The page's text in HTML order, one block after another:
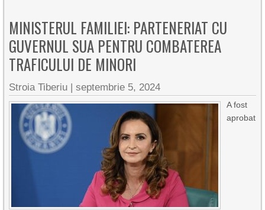
MINISTERUL FAMILIEI: PARTENERIAT CU
GUVERNUL SUA PENTRU COMBATEREA
TRAFICULUI DE MINORI
Stroia Tiberiu |septembrie 5, 2024
A fost
aprobat